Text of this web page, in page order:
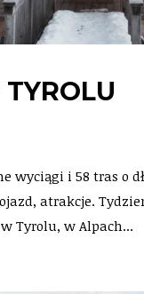
wyciągi i 58 tras o
atrakcje.
Tyrolu, w Alpach...